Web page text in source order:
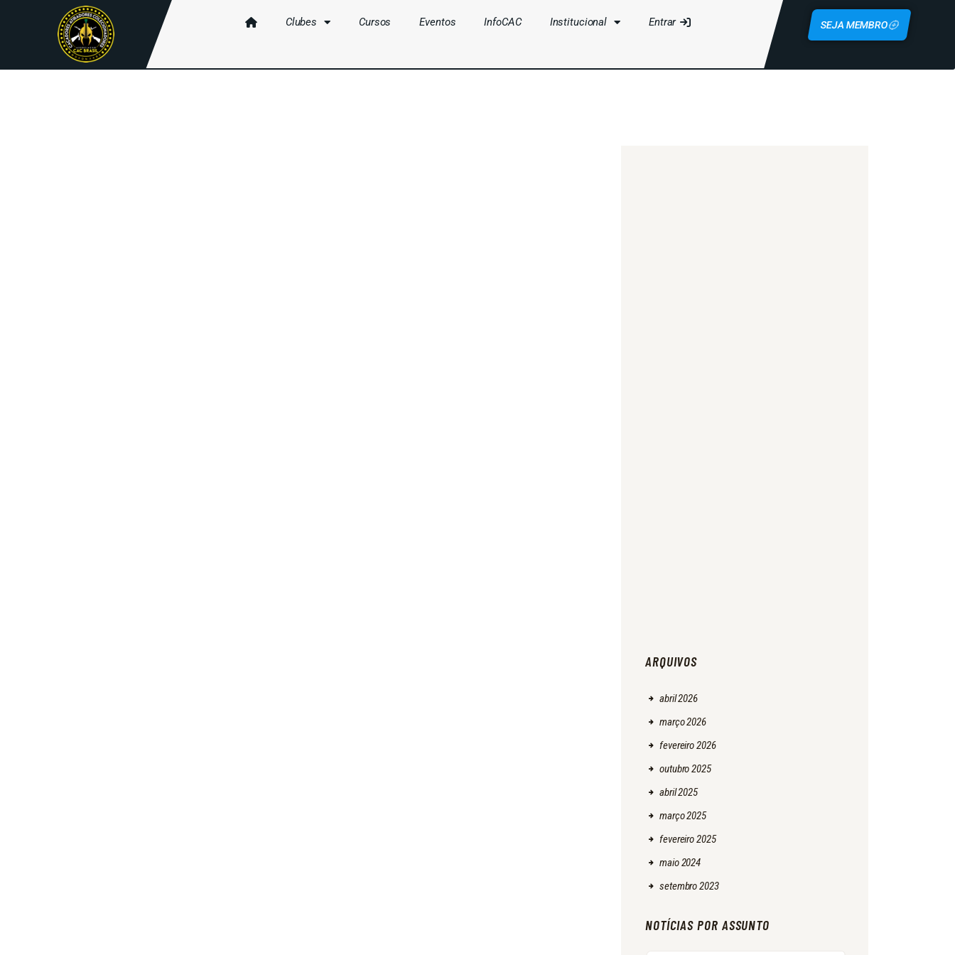
Clubes Cursos Eventos InfoCAC Institucional Entrar SEJA MEMBRO
ARQUIVOS
abril2026
março2026
fevereiro2026
outubro2025
abril2025
março2025
fevereiro2025
maio2024
setembro2023
NOTÍCIAS POR ASSUNTO